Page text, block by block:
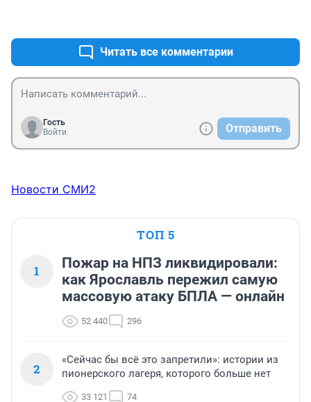
Читать все комментарии
Гость
Войти
Отправить
Новости СМИ2
ТОП 5
1
Пожар на НПЗ ликвидировали:
как Ярославль пережил самую
массовую атаку БПЛА — онлайн
52 440 296
2
«Сейчас бы всё это запретили»: истории из
пионерского лагеря, которого больше нет
33 121 74